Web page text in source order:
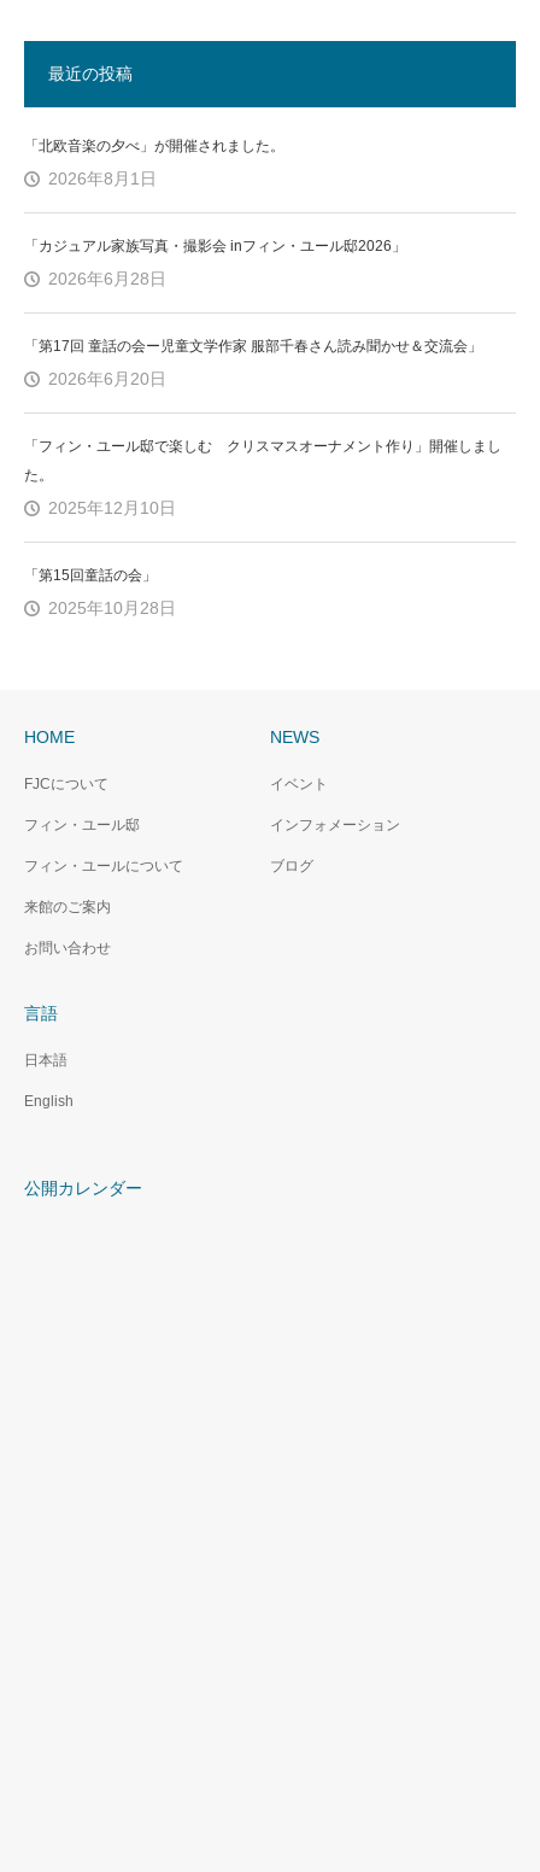
最近の投稿
「北欧音楽の夕べ」が開催されました。
2026年8月1日
「カジュアル家族写真・撮影会 inフィン・ユール邸2026」
2026年6月28日
「第17回 童話の会ー児童文学作家 服部千春さん読み聞かせ＆交流会」
2026年6月20日
「フィン・ユール邸で楽しむ クリスマスオーナメント作り」開催しまし
た。
2025年12月10日
「第15回童話の会」
2025年10月28日
HOME
FJCについて
フィン・ユール邸
フィン・ユールについて
来館のご案内
お問い合わせ
NEWS
イベント
インフォメーション
ブログ
言語
日本語
English
公開カレンダー